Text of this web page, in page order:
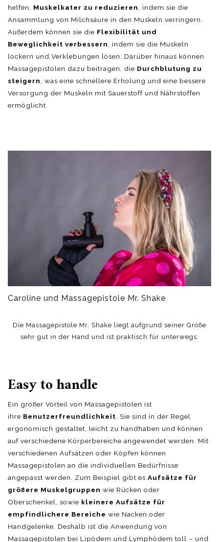
helfen, Muskelkater zu reduzieren, indem sie die
Ansammlung von Milchsäure in den Muskeln verringern.
Außerdem können sie die Flexibilität und
Beweglichkeit verbessern, indem sie die Muskeln
lockern und Verklebungen lösen. Darüber hinaus können
Massagepistolen dazu beitragen, die Durchblutung zu
steigern, was eine schnellere Erholung und eine bessere
Versorgung der Muskeln mit Sauerstoff und Nährstoffen
ermöglicht.
Caroline und Massagepistole Mr. Shake
Die Massagepistole Mr. Shake liegt aufgrund seiner Größe
sehr gut in der Hand und ist praktisch für unterwegs.
Easy to handle
Ein großer Vorteil von Massagepistolen ist
ihre Benutzerfreundlichkeit . Sie sind in der Regel
ergonomisch gestaltet, leicht zu handhaben und können
auf verschiedene Körperbereiche angewendet werden. Mit
verschiedenen Aufsätzen oder Köpfen können
Massagepistolen an die individuellen Bedürfnisse
angepasst werden. Zum Beispiel gibt es Aufsätze für
größere Muskelgruppen wie Rücken oder
Oberschenkel, sowie kleinere Aufsätze für
empfindlichere Bereiche wie Nacken oder
Handgelenke. Deshalb ist die Anwendung von
Massagepistolen bei Lipödem und Lymphödem toll – und